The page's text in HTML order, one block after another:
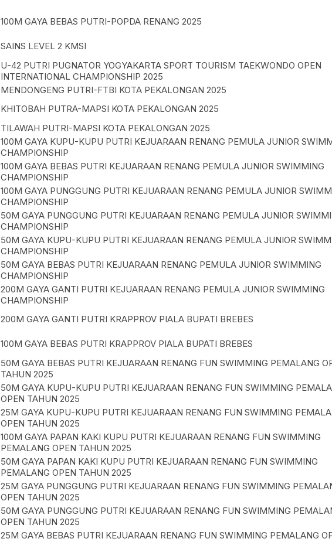
100M GAYA BEBAS PUTRI-POPDA RENANG 2025
SAINS LEVEL 2 KMSI
U-42 PUTRI PUGNATOR YOGYAKARTA SPORT TOURISM TAEKWONDO OPEN
INTERNATIONAL CHAMPIONSHIP 2025
MENDONGENG PUTRI-FTBI KOTA PEKALONGAN 2025
KHITOBAH PUTRA-MAPSI KOTA PEKALONGAN 2025
TILAWAH PUTRI-MAPSI KOTA PEKALONGAN 2025
100M GAYA KUPU-KUPU PUTRI KEJUARAAN RENANG PEMULA JUNIOR
CHAMPIONSHIP
100M GAYA BEBAS PUTRI KEJUARAAN RENANG PEMULA JUNIOR SWIMMING
CHAMPIONSHIP
100M GAYA PUNGGUNG PUTRI KEJUARAAN RENANG PEMULA JUNIOR
CHAMPIONSHIP
50M GAYA PUNGGUNG PUTRI KEJUARAAN RENANG PEMULA JUNIOR
CHAMPIONSHIP
50M GAYA KUPU-KUPU PUTRI KEJUARAAN RENANG PEMULA JUNIOR
CHAMPIONSHIP
50M GAYA BEBAS PUTRI KEJUARAAN RENANG PEMULA JUNIOR SWIMMING
CHAMPIONSHIP
200M GAYA GANTI PUTRI KEJUARAAN RENANG PEMULA JUNIOR SWIMMING
CHAMPIONSHIP
200M GAYA GANTI PUTRI KRAPPROV PIALA BUPATI BREBES
100M GAYA BEBAS PUTRI KRAPPROV PIALA BUPATI BREBES
50M GAYA BEBAS PUTRI KEJUARAAN RENANG FUN SWIMMING PEMALANG
TAHUN 2025
50M GAYA KUPU-KUPU PUTRI KEJUARAAN RENANG FUN SWIMMING
OPEN TAHUN 2025
25M GAYA KUPU-KUPU PUTRI KEJUARAAN RENANG FUN SWIMMING
OPEN TAHUN 2025
100M GAYA PAPAN KAKI KUPU PUTRI KEJUARAAN RENANG FUN SWIMMING
PEMALANG OPEN TAHUN 2025
50M GAYA PAPAN KAKI KUPU PUTRI KEJUARAAN RENANG FUN SWIMMING
PEMALANG OPEN TAHUN 2025
25M GAYA PUNGGUNG PUTRI KEJUARAAN RENANG FUN SWIMMING
OPEN TAHUN 2025
50M GAYA PUNGGUNG PUTRI KEJUARAAN RENANG FUN SWIMMING
OPEN TAHUN 2025
25M GAYA BEBAS PUTRI KEJUARAAN RENANG FUN SWIMMING PEMALANG